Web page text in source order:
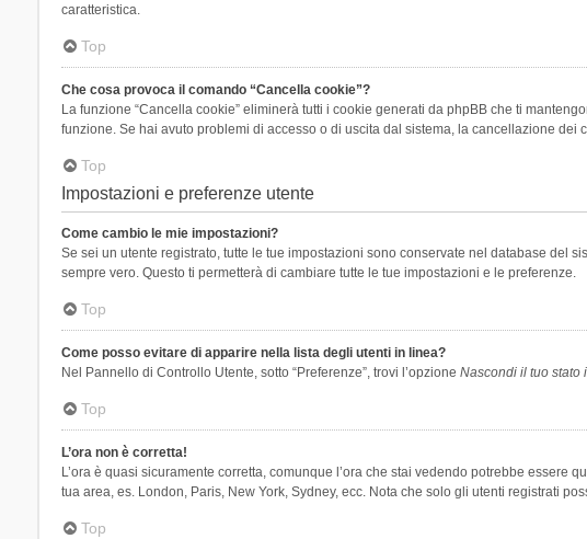
caratteristica.
Top
Che cosa provoca il comando “Cancella cookie”?
La funzione “Cancella cookie” eliminerà tutti i cookie generati da phpBB che ti
funzione. Se hai avuto problemi di accesso o di uscita dal sistema, la cancellazione dei
Top
Impostazioni e preferenze utente
Come cambio le mie impostazioni?
Se sei un utente registrato, tutte le tue impostazioni sono conservate nel database del
sempre vero. Questo ti permetterà di cambiare tutte le tue impostazioni e le preferenze.
Top
Come posso evitare di apparire nella lista degli utenti in linea?
Nel Pannello di Controllo Utente, sotto “Preferenze”, trovi l’opzione Nascondi il tuo stato
Top
L’ora non è corretta!
L’ora è quasi sicuramente corretta, comunque l’ora che stai vedendo potrebbe
tua area, es. London, Paris, New York, Sydney, ecc. Nota che solo gli utenti registrati
Top